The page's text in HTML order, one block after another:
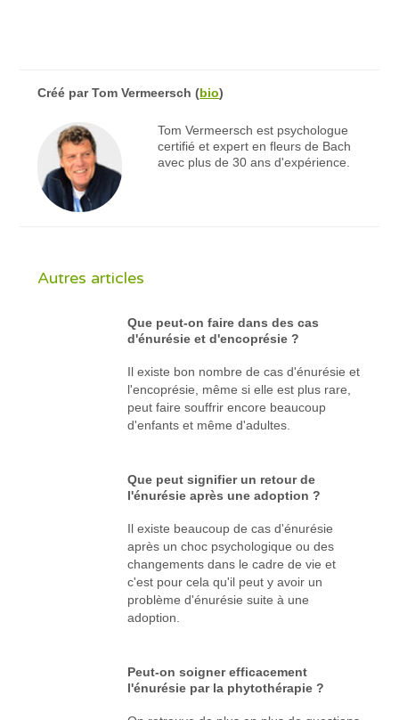
Créé parTom Vermeersch (bio)
Tom Vermeersch est psychologue
certifié et expert en fleurs de Bach
avec plus de 30 ans d'expérience.
Autres articles
Que peut-on faire dans des cas
d'énurésie et d'encoprésie ?
Il existe bon nombre de cas d'énurésie et
l'encoprésie, même si elle est plus rare,
peut faire souffrir encore beaucoup
d'enfants et même d'adultes.
Que peut signifier un retour de
l'énurésie après une adoption ?
Il existe beaucoup de cas d'énurésie
après un choc psychologique ou des
changements dans le cadre de vie et
c'est pour cela qu'il peut y avoir un
problème d'énurésie suite à une
adoption.
Peut-on soigner efficacement
l'énurésie par la phytothérapie ?